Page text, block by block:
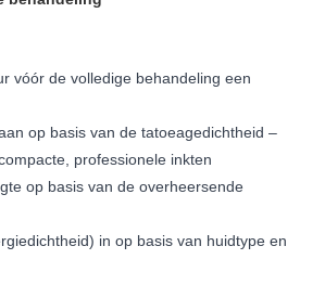
vóór de volledige behandeling een
op basis van de tatoeagedichtheid –
professionele inkten
op basis van de overheersende
in op basis van huidtype en